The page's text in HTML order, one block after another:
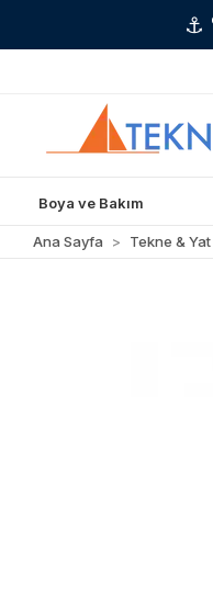
Boya ve Bakım
Ana Sayfa Tekne &